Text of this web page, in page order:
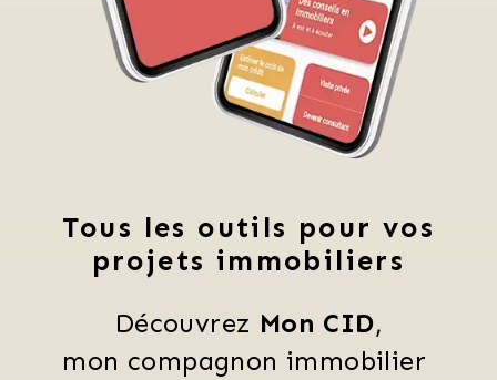
Tous les outils pour vos
projets immobiliers
Découvrez Mon CID,
mon compagnon immobilier